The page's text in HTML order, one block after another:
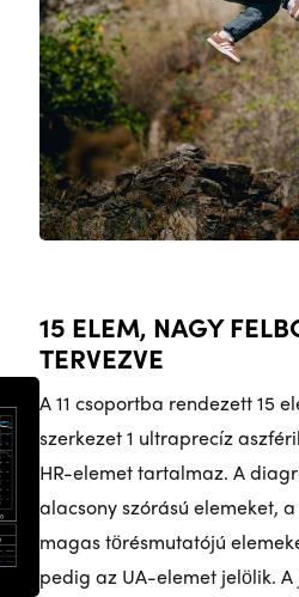
15 ELEM, NAGY
TERVEZVE
A 11 csoportba rendezett 15
szerkezet 1 ultraprecíz
HR-elemet tartalmaz. A
alacsony szórású elemeket,
magas törésmutatójú
pedig az UA-elemet jelölik.